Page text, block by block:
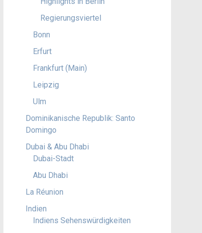
Regierungsviertel
Bonn
Erfurt
Frankfurt (Main)
Leipzig
Ulm
Dominikanische Republik: Santo
Domingo
Dubai & Abu Dhabi
Dubai-Stadt
Abu Dhabi
La Réunion
Indien
Indiens Sehenswürdigkeiten